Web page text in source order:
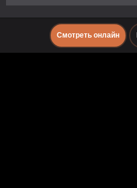
Смотреть онлайн